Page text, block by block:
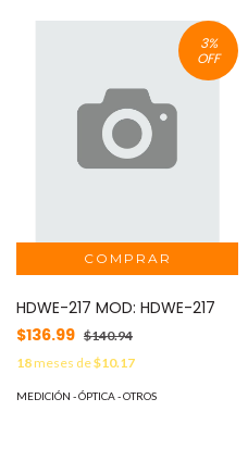
Listed MOD: HUB-2928-RT
3%
OFF
HDWE-217 MOD: HDWE-217
$136.99 $140.94
18meses de$10.17
MEDICIÓN - ÓPTICA - OTROS